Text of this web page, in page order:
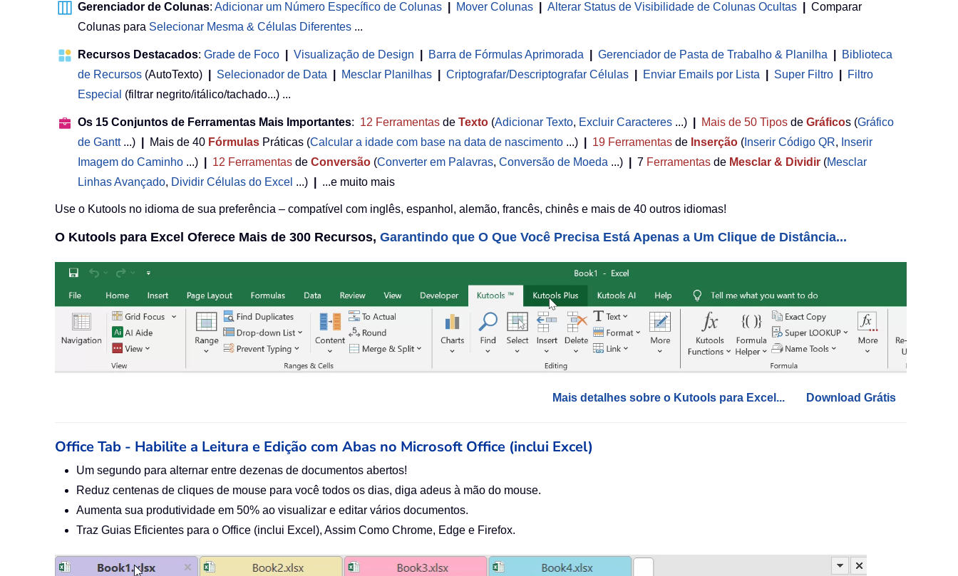
Gerenciador de Colunas: Adicionar um Número Específico de Colunas Mover Colunas Alterar Status de Visibilidade de Colunas Ocultas
Comparar
Colunas para Selecionar Mesma & Células Diferentes ...
Recursos Destacados: Grade de Foco Visualização de Design Barra de Fórmulas Aprimorada Gerenciador de Pasta de Trabalho & Planilha
Biblioteca
de Recursos (AutoTexto) Selecionador de Data Mesclar Planilhas Criptografar/Descriptografar Células Enviar Emails por Lista Super Filtro
Filtro
Especial (filtrar negrito/itálico/tachado...) ...
Os 15 Conjuntos de Ferramentas Mais Importantes: 12 Ferramentas de Texto (Adicionar Texto, Excluir Caracteres ...) Mais de 50 Tipos de Gráficos (Gráfico
de Gantt...) Mais de 40 Fórmulas Práticas (Calcular a idade com base na data de nascimento ...) 19 Ferramentas de Inserção ( Inserir Código QR, Inserir
Imagem do Caminho ...) 12 Ferramentas de Conversão (Converter em Palavras, Conversão de Moeda ...) 7 Ferramentas de Mesclar & Dividir (Mesclar
Linhas Avançado, Dividir Células do Excel ...) ...e muito mais
Use o Kutools no idioma de sua preferência – compatível com inglês, espanhol, alemão, francês, chinês e mais de 40 outros idiomas!
O Kutools para Excel Oferece Mais de 300 Recursos, Garantindo que O Que Você Precisa Está Apenas a Um Clique de Distância...
Mais detalhes sobre o Kutools para Excel... Download Grátis
Office Tab - Habilite a Leitura e Edição com Abas no Microsoft Office (inclui Excel)
Um segundo para alternar entre dezenas de documentos abertos!
Reduz centenas de cliques de mouse para você todos os dias, diga adeus à mão do mouse.
Aumenta sua produtividade em 50% ao visualizar e editar vários documentos.
Traz Guias Eficientes para o Office (inclui Excel), Assim Como Chrome, Edge e Firefox.